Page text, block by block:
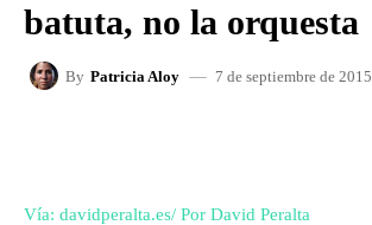
batuta, no la orquesta
By Patricia Aloy 7 de septiembre de 2015
Vía: davidperalta.es/ Por David Peralta